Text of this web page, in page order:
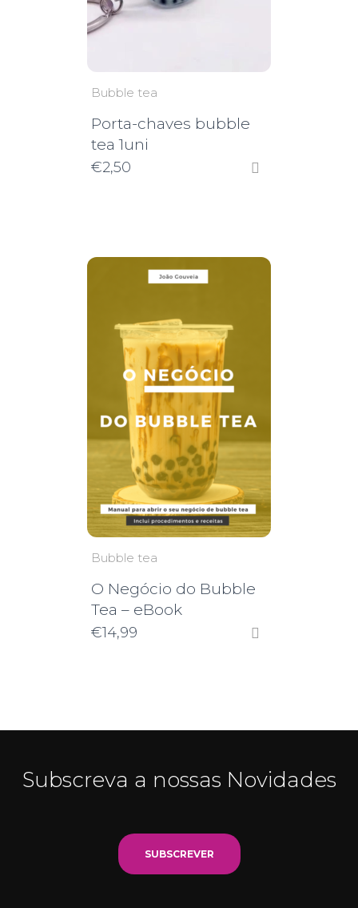
Bubble tea
Porta-chaves bubble
tea 1uni
€2,50
Bubble tea
O Negócio do Bubble
Tea – eBook
€14,99
Subscreva a nossas Novidades
SUBSCREVER